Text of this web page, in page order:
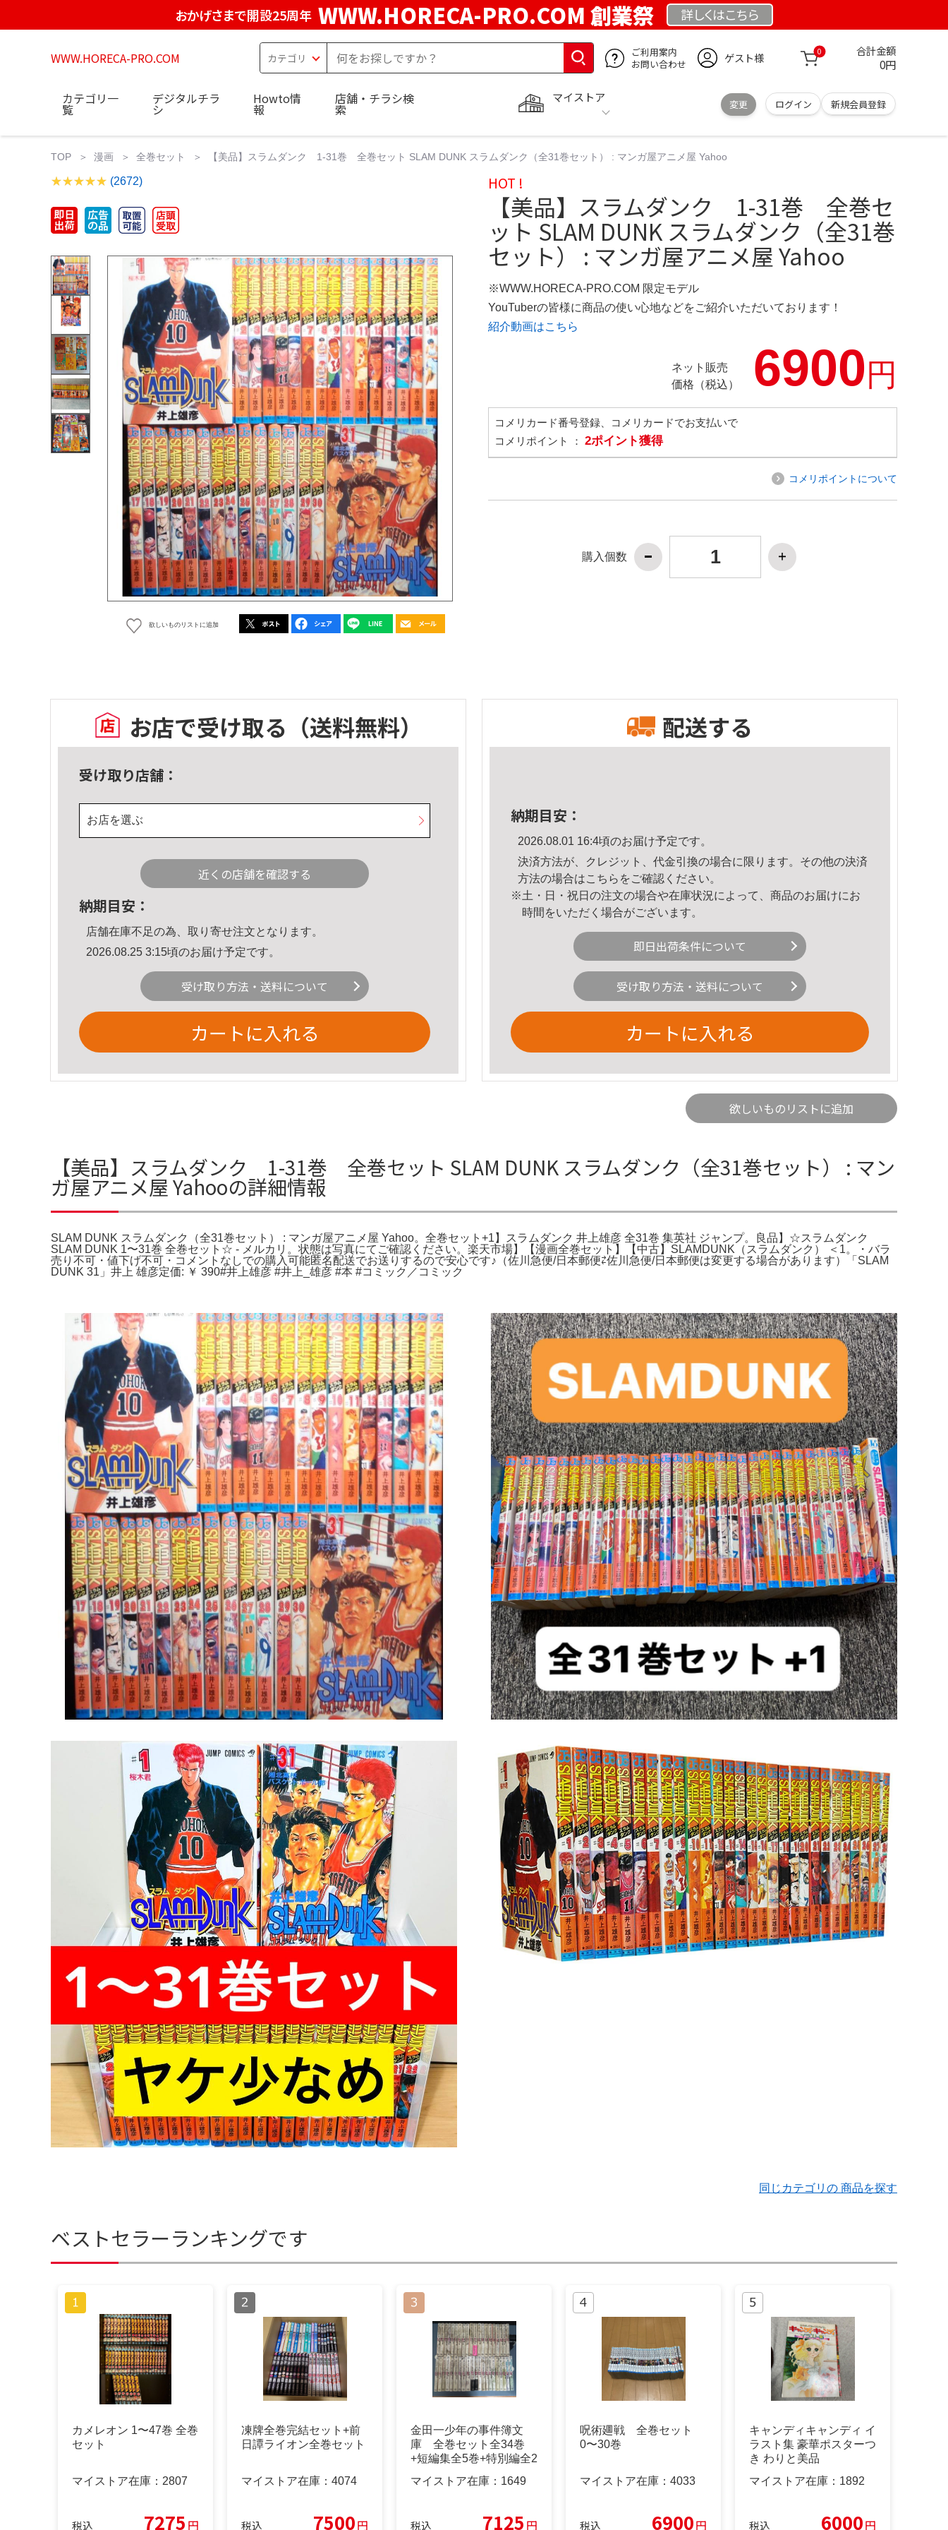
おかげさまで開設25周年 WWW.HORECA-PRO.COM 創業祭 詳しくはこちら
WWW.HORECA-PRO.COM
ご利用案内
お問い合わせ
ゲスト様 0 合計金額
0円
マイストア
変更 ログイン 新規会員登録
カテゴリ一
覧
デジタルチラ
シ
Howto情
報
店舗・チラシ検
索
TOP 漫画 全巻セット 【美品】スラムダンク 1-31巻 全巻セット SLAM DUNK スラムダンク（全31巻セット） : マンガ屋アニメ屋 Yahoo
(2672)
欲しいものリストに追加
HOT !
【美品】スラムダンク 1-31巻 全巻セ
ット SLAM DUNK スラムダンク（全31巻
セット） : マンガ屋アニメ屋 Yahoo
※WWW.HORECA-PRO.COM 限定モデル
YouTuberの皆様に商品の使い心地などをご紹介いただいております！
紹介動画はこちら
ネット販売
価格（税込）
6900円
コメリカード番号登録、コメリカードでお支払いで
コメリポイント ： 2ポイント獲得
コメリポイントについて
購入個数
お店で受け取る （送料無料）
受け取り店舗：
お店を選ぶ
近くの店舗を確認する
納期目安：
店舗在庫不足の為、取り寄せ注文となります。
2026.08.25 3:15頃のお届け予定です。
受け取り方法・送料について
カートに入れる
配送する
納期目安：
2026.08.01 16:4頃のお届け予定です。
決済方法が、クレジット、代金引換の場合に限ります。その他の決済
方法の場合はこちら をご確認ください。
※土・日・祝日の注文の場合や在庫状況によって、商品のお届けにお
時間をいただく場合がございます。
即日出荷条件について
受け取り方法・送料について
カートに入れる
欲しいものリストに追加
【美品】スラムダンク 1-31巻 全巻セット SLAM DUNK スラムダンク（全31巻セット） : マン
ガ屋アニメ屋 Yahooの詳細情報
SLAM DUNK スラムダンク（全31巻セット） : マンガ屋アニメ屋 Yahoo。全巻セット+1】スラムダンク 井上雄彦 全31巻 集英社 ジャンプ。良品】☆スラムダンク
SLAM DUNK 1〜31巻 全巻セット☆ - メルカリ。状態は写真にてご確認ください。楽天市場】【漫画全巻セット】【中古】SLAMDUNK（スラムダンク） ＜1。・バラ
売り不可・値下げ不可・コメントなしでの購入可能匿名配送でお送りするので安心です♪（佐川急便/日本郵便⇄佐川急便/日本郵便は変更する場合があります）「SLAM
DUNK 31」井上 雄彦定価: ￥ 390#井上雄彦 #井上_雄彦 #本 #コミック／コミック
同じカテゴリの 商品を探す
ベストセラーランキングです
カメレオン 1〜47巻 全巻
セット
マイストア在庫： 2807
税込 7275 円
凍牌全巻完結セット+前
日譚ライオン全巻セット
マイストア在庫： 4074
税込 7500円
金田一少年の事件簿文
庫 全巻セット全34巻
+短編集全5巻+特別編全2
マイストア在庫： 1649
税込 7125 円
呪術廽戦 全巻セット
0〜30巻
マイストア在庫： 4033
税込 6900円
キャンディキャンディ イ
ラスト集 豪華ポスターつ
き わりと美品
マイストア在庫： 1892
税込 6000円